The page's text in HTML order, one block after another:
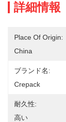
詳細情報
Place Of Origin:
China
ブランド名:
Crepack
耐久性:
高い